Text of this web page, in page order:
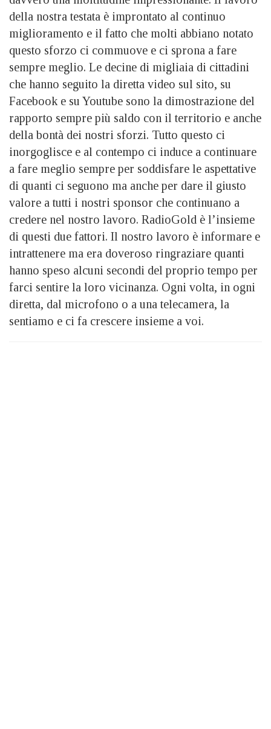
della nostra testata è improntato al continuo
miglioramento e il fatto che molti abbiano notato
questo sforzo ci commuove e ci sprona a fare
sempre meglio. Le decine di migliaia di cittadini
che hanno seguito la diretta video sul sito, su
Facebook e su Youtube sono la dimostrazione del
rapporto sempre più saldo con il territorio e anche
della bontà dei nostri sforzi. Tutto questo ci
inorgoglisce e al contempo ci induce a continuare
a fare meglio sempre per soddisfare le aspettative
di quanti ci seguono ma anche per dare il giusto
valore a tutti i nostri sponsor che continuano a
credere nel nostro lavoro. RadioGold è l’insieme
di questi due fattori. Il nostro lavoro è informare e
intrattenere ma era doveroso ringraziare quanti
hanno speso alcuni secondi del proprio tempo per
farci sentire la loro vicinanza. Ogni volta, in ogni
diretta, dal microfono o a una telecamera, la
sentiamo e ci fa crescere insieme a voi.